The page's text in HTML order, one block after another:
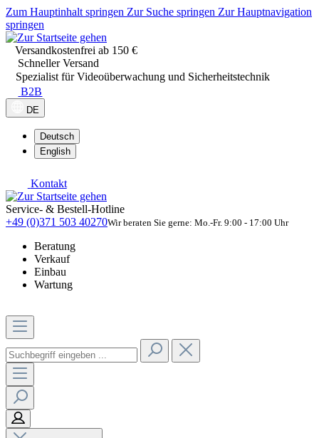
Zum Hauptinhalt springen Zur Suche springen Zur Hauptnavigation
springen
Versandkostenfrei ab 150 €
Schneller Versand
Spezialist für Videoüberwachung und Sicherheitstechnik
B2B
DE
Deutsch
English
Kontakt
Service- & Bestell-Hotline
+49 (0)371 503 40270Wir beraten Sie gerne: Mo.-Fr. 9:00 - 17:00 Uhr
Beratung
Verkauf
Einbau
Wartung